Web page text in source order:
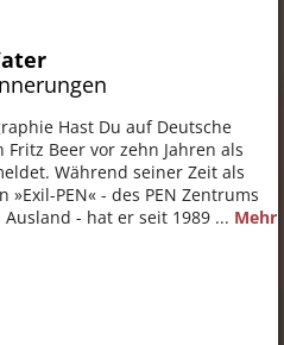
Hast Du auf Deutsche
Beer vor zehn Jahren als
Während seiner Zeit als
PEN« - des PEN Zentrums
- hat er seit 1989 ... Mehr